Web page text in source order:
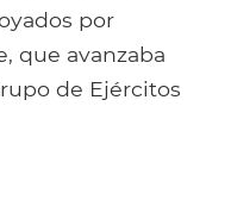
por
que avanzaba
de Ejércitos